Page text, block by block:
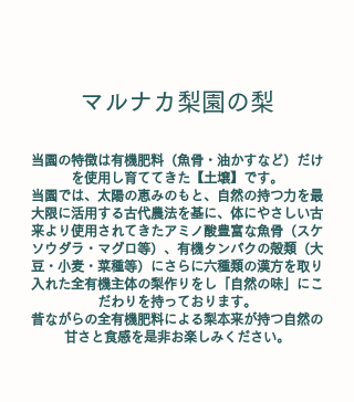
マルナカ梨園の梨
当園の特徴は有機肥料（魚骨・油かすなど）だけ
を使用し育ててきた【土壌】です。
当園では、太陽の恵みのもと、自然の持つ力を最
大限に活用する古代農法を基に、体にやさしい古
来より使用されてきたアミノ酸豊富な魚骨（スケ
ソウダラ・マグロ等）、有機タンパクの殻類（大
豆・小麦・菜種等）に​さらに六種類の漢方を取り
入れた全有機主体の梨作りをし「自然の味」にこ
だわりを持っております。
昔ながらの全有機肥料による梨本来が持つ自然の
甘さと食感を是非お楽しみください。